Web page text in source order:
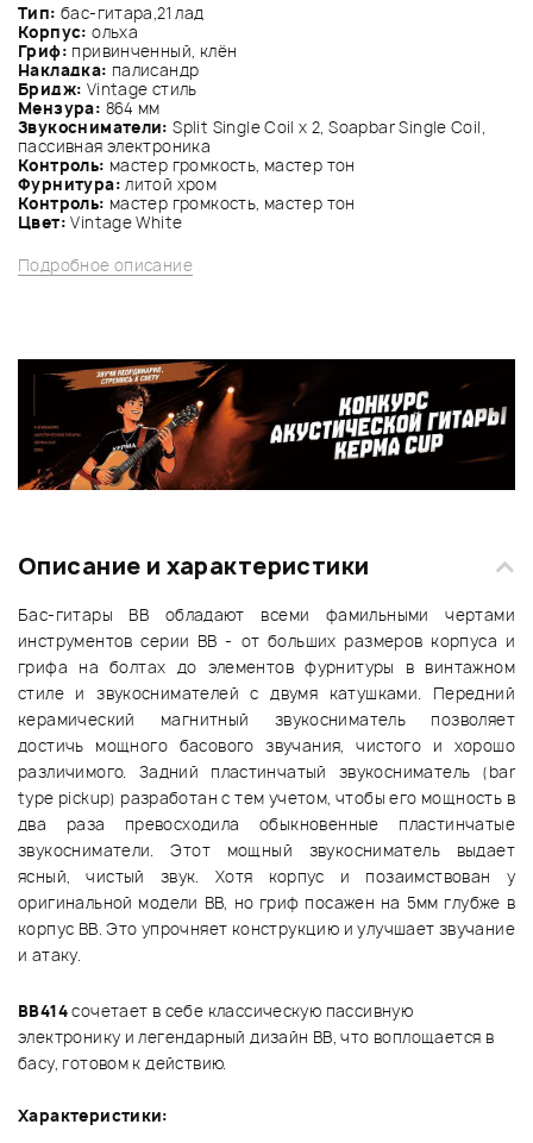
Тип: бас-гитара,21 лад
Корпус: ольха
Гриф: привинченный, клён
Накладка: палисандр
Бридж: Vintage стиль
Мензура: 864 мм
Звукосниматели: Split Single Coil x 2, Soapbar Single Coil,
пассивная электроника
Контроль: мастер громкость, мастер тон
Фурнитура: литой хром
Контроль: мастер громкость, мастер тон
Цвет: Vintage White
Подробное описание
Описание и характеристики
Бас-гитары BB обладают всеми фамильными чертами
инструментов серии BB - от больших размеров корпуса и
грифа на болтах до элементов фурнитуры в винтажном
стиле и звукоснимателей с двумя катушками. Передний
керамический магнитный звукосниматель позволяет
достичь мощного басового звучания, чистого и хорошо
различимого. Задний пластинчатый звукосниматель (bar
type pickup) разработан с тем учетом, чтобы его мощность в
два раза превосходила обыкновенные пластинчатые
звукосниматели. Этот мощный звукосниматель выдает
ясный, чистый звук. Хотя корпус и позаимствован у
оригинальной модели BB, но гриф посажен на 5мм глубже в
корпус BB. Это упрочняет конструкцию и улучшает звучание
и атаку.
BB414сочетает в себе классическую пассивную
электронику и легендарный дизайн BB, что воплощается в
басу, готовом к действию.
Характеристики: